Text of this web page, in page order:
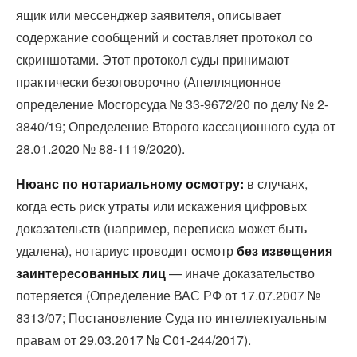
ящик или мессенджер заявителя, описывает
содержание сообщений и составляет протокол со
скриншотами. Этот протокол суды принимают
практически безоговорочно (Апелляционное
определение Мосгорсуда № 33-9672/20 по делу № 2-
3840/19; Определение Второго кассационного суда от
28.01.2020 № 88-1119/2020).
Нюанс по нотариальному осмотру: в случаях,
когда есть риск утраты или искажения цифровых
доказательств (например, переписка может быть
удалена), нотариус проводит осмотрбез извещения
заинтересованных лиц— иначе доказательство
потеряется (Определение ВАС РФ от 17.07.2007 №
8313/07; Постановление Суда по интеллектуальным
правам от 29.03.2017 № С01-244/2017).